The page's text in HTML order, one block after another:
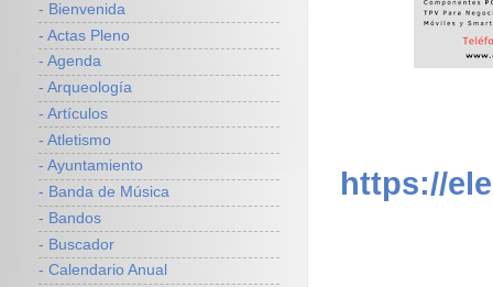
https://
- Bienvenida
- Actas Pleno
- Agenda
- Arqueología
- Artículos
- Atletismo
- Ayuntamiento
- Banda de Música
- Bandos
- Buscador
- Calendario Anual